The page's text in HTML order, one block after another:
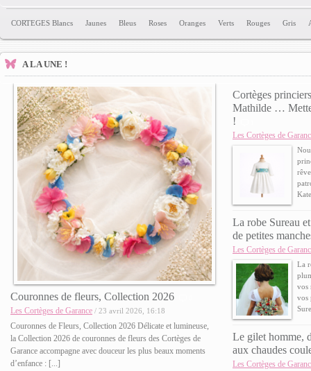
Patron
CORTEGES Blancs Jaunes Bleus Roses Oranges Verts Rouges Gris
A LA UNE !
Couronnes de fleurs, Collection 2026
Les Cortèges de Garance / 23 avril 2026, 16:18
Couronnes de Fleurs, Collection 2026 Délicate et lumineuse,
la Collection 2026 de couronnes de fleurs des Cortèges de
Garance accompagne avec douceur les plus beaux moments
d’enfance : [...]
Cortèges
Mathilde …
!
Les Cortèges de
La robe Sureau
de petites
Les Cortèges de
La
vos
vos
Le gilet homme,
aux chaudes
Les Cortèges de